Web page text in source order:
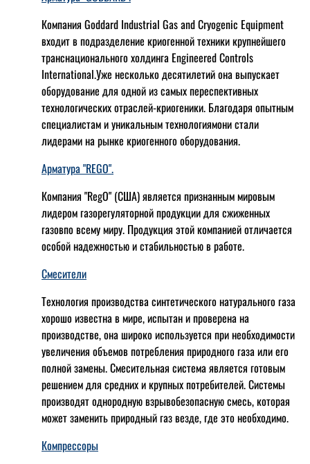
Компания Goddard Industrial Gas and Cryogenic Equipment
входит в подразделение криогенной техники крупнейшего
транснационального холдинга Engineered Controls
International.Уже несколько десятилетий она выпускает
оборудование для одной из самых переспективных
технологических отраслей-криогеники. Благодаря опытным
специалистам и уникальным технологиямони стали
лидерами на рынке криогенного оборудования.
Арматура "REGO".
Компания "RegO" (США) является признанным мировым
лидером газорегуляторной продукции для сжиженных
газовпо всему миру. Продукция этой компанией отличается
особой надежностью и стабильностью в работе.
Смесители
Технология производства синтетического натурального газа
хорошо известна в мире, испытан и проверена на
производстве, она широко используется при необходимости
увеличения объемов потребления природного газа или его
полной замены. Смесительная система является готовым
решением для средних и крупных потребителей. Системы
производят однородную взрывобезопасную смесь, которая
может заменить природный газ везде, где это необходимо.
Компрессоры